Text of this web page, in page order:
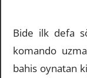
Bide ilk defa
komando
bahis oynatan